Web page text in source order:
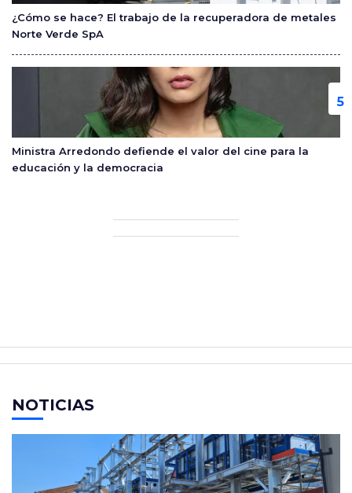
¿Cómo se hace? El trabajo de la recuperadora de metales
Norte Verde SpA
Ministra Arredondo defiende el valor del cine para la
educación y la democracia
NOTICIAS